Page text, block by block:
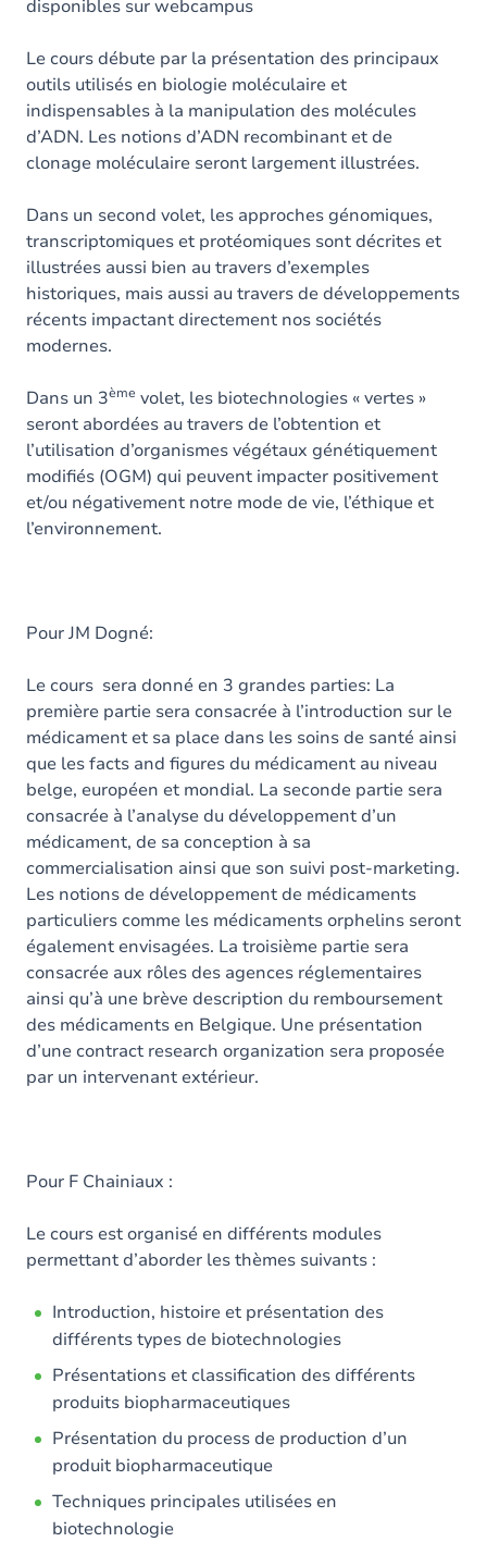
disponibles sur webcampus
Le cours débute par la présentation des principaux
outils utilisés en biologie moléculaire et
indispensables à la manipulation des molécules
d’ADN. Les notions d’ADN recombinant et de
clonage moléculaire seront largement illustrées.
Dans un second volet, les approches génomiques,
transcriptomiques et protéomiques sont décrites et
illustrées aussi bien au travers d’exemples
historiques, mais aussi au travers de développements
récents impactant directement nos sociétés
modernes.
Dans un 3ème volet, les biotechnologies « vertes »
seront abordées au travers de l’obtention et
l’utilisation d’organismes végétaux génétiquement
modifiés (OGM) qui peuvent impacter positivement
et/ou négativement notre mode de vie, l’éthique et
l’environnement.
Pour JM Dogné:
Le cours sera donné en 3 grandes parties: La
première partie sera consacrée à l’introduction sur le
médicament et sa place dans les soins de santé ainsi
que les facts and figures du médicament au niveau
belge, européen et mondial. La seconde partie sera
consacrée à l’analyse du développement d’un
médicament, de sa conception à sa
commercialisation ainsi que son suivi post-marketing.
Les notions de développement de médicaments
particuliers comme les médicaments orphelins seront
également envisagées. La troisième partie sera
consacrée aux rôles des agences réglementaires
ainsi qu’à une brève description du remboursement
des médicaments en Belgique. Une présentation
d’une contract research organization sera proposée
par un intervenant extérieur.
Pour F Chainiaux :
Le cours est organisé en différents modules
permettant d’aborder les thèmes suivants :
Introduction, histoire et présentation des
différents types de biotechnologies
Présentations et classification des différents
produits biopharmaceutiques
Présentation du process de production d’un
produit biopharmaceutique
Techniques principales utilisées en
biotechnologie